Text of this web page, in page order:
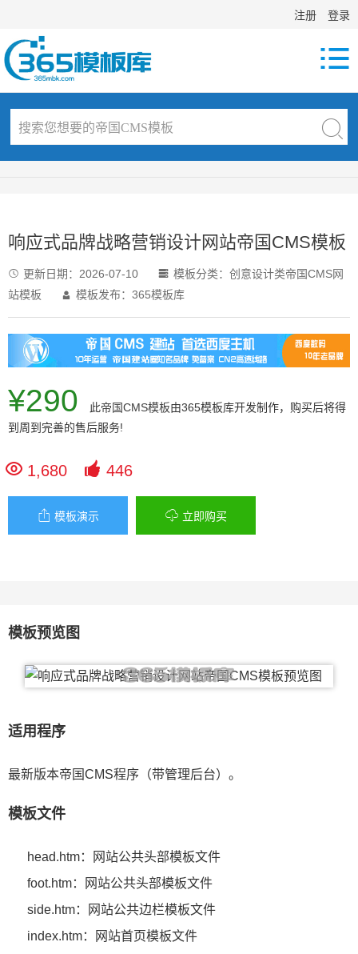
注册 登录

响应式品牌战略营销设计网站帝国CMS模板
 更新日期： 2026-07-10  模板分类： 创意设计类帝国CMS网
站模板
 模板发布：365模板库
¥290 此帝国CMS模板由365模板库开发制作，购买后将得
到周到完善的售后服务!
 1,680  446
 模板演示  立即购买
模板预览图
适用程序
最新版本帝国CMS程序（带管理后台）。
模板文件
head.htm：网站公共头部模板文件
foot.htm：网站公共头部模板文件
side.htm：网站公共边栏模板文件
index.htm：网站首页模板文件